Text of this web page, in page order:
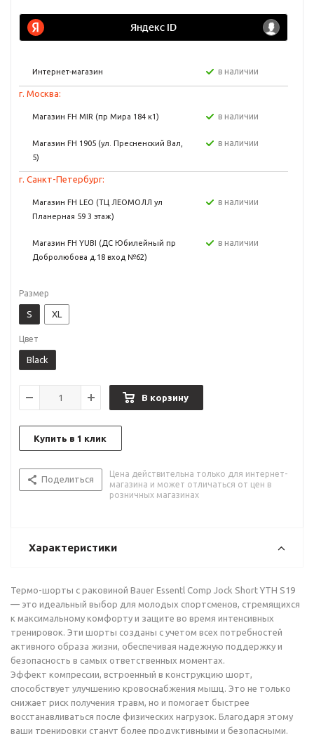
Интернет-магазин в наличии
г. Москва:
Магазин FH MIR (пр Мира 184 к1) в наличии
Магазин FH 1905 (ул. Пресненский Вал,
5)
в наличии
г. Санкт-Петербург:
Магазин FH LEO (ТЦ ЛЕОМОЛЛ ул
Планерная 59 3 этаж)
в наличии
Магазин FH YUBI (ДС Юбилейный пр
Добролюбова д.18 вход №62)
в наличии
Размер
S XL
Цвет
Black
В корзину
Купить в 1 клик
Поделиться
Цена действительна только для интернет-
магазина и может отличаться от цен в
розничных магазинах
Характеристики
Термо-шорты с раковиной Bauer Essentl Comp Jock Short YTH S19
— это идеальный выбор для молодых спортсменов, стремящихся
к максимальному комфорту и защите во время интенсивных
тренировок. Эти шорты созданы с учетом всех потребностей
активного образа жизни, обеспечивая надежную поддержку и
безопасность в самых ответственных моментах.
Эффект компрессии, встроенный в конструкцию шорт,
способствует улучшению кровоснабжения мышц. Это не только
снижает риск получения травм, но и помогает быстрее
восстанавливаться после физических нагрузок. Благодаря этому
ваши тренировки станут более продуктивными и безопасными.